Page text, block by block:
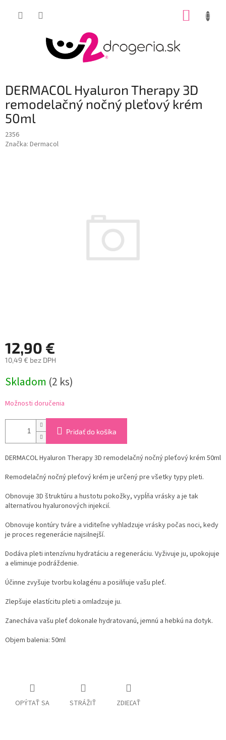
DERMACOL Hyaluron Therapy 3D
remodelačný nočný pleťový krém
50ml
2356
Značka: Dermacol
12,90 €
10,49 € bez DPH
cena:
Skladom (2 ks)
Možnosti doručenia
Pridať do košíka
DERMACOL Hyaluron Therapy 3D remodelačný nočný pleťový krém 50ml
Remodelačný nočný pleťový krém je určený pre všetky typy pleti.
Obnovuje 3D štruktúru a hustotu pokožky, vypĺňa vrásky a je tak
alternatívou hyaluronových injekcií.
Obnovuje kontúry tváre a viditeľne vyhladzuje vrásky počas noci, kedy
je proces regenerácie najsilnejší.
Dodáva pleti intenzívnu hydratáciu a regeneráciu. Vyživuje ju, upokojuje
a eliminuje podráždenie.
Účinne zvyšuje tvorbu kolagénu a posilňuje vašu pleť.
Zlepšuje elastícitu pleti a omladzuje ju.
Zanecháva vašu pleť dokonale hydratovanú, jemnú a hebkú na dotyk.
Objem balenia: 50ml
OPÝTAŤ SA STRÁŽIŤ ZDIEĽAŤ